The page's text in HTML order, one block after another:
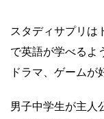
スタディサプリは
で英語が学べるよ
ドラマ、ゲームが
男子中学生が主人